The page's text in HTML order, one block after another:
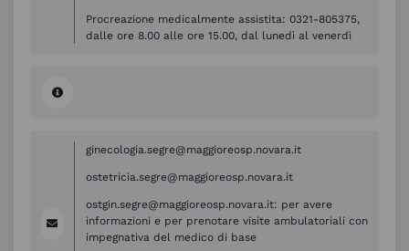
Procreazione medicalmente assistita: 0321-805375,
dalle ore 8.00 alle ore 15.00, dal lunedì al venerdì
ginecologia.segre@maggioreosp.novara.it
ostetricia.segre@maggioreosp.novara.it
ostgin.segre@maggioreosp.novara.it: per avere
informazioni e per prenotare visite ambulatoriali con
impegnativa del medico di base